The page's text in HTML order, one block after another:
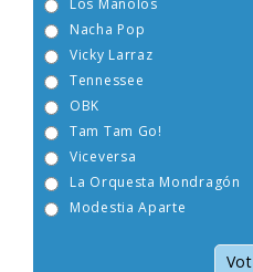
Los Manolos
Nacha Pop
Vicky Larraz
Tennessee
OBK
Tam Tam Go!
Viceversa
La Orquesta Mondragón
Modestia Aparte